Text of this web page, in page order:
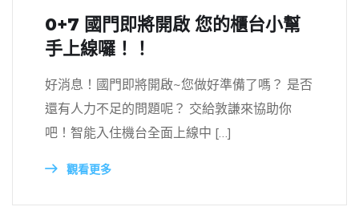
0+7 國門即將開啟 您的櫃台小幫
手上線囉！！
好消息！國門即將開啟~您做好準備了嗎？ 是否
還有人力不足的問題呢？ 交給敦謙來協助你
吧！智能入住機台全面上線中 […]
觀看更多